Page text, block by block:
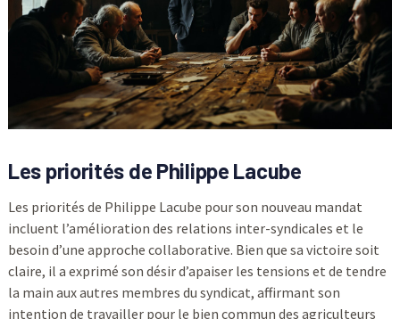
Les priorités de Philippe Lacube
Les priorités de Philippe Lacube pour son nouveau mandat
incluent l’amélioration des relations inter-syndicales et le
besoin d’une approche collaborative. Bien que sa victoire soit
claire, il a exprimé son désir d’apaiser les tensions et de tendre
la main aux autres membres du syndicat, affirmant son
intention de travailler pour le bien commun des agriculteurs